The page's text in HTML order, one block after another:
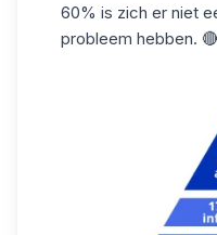
60% is zich er niet
probleem hebben. 🔴